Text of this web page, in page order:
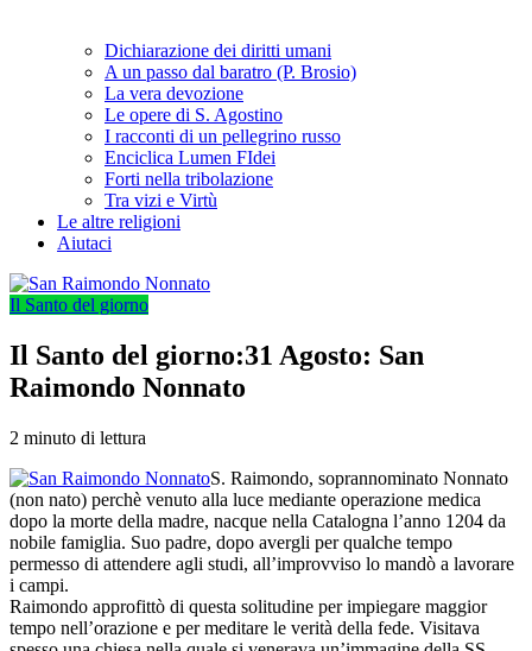
Dichiarazione dei diritti umani
A un passo dal baratro (P. Brosio)
La vera devozione
Le opere di S. Agostino
I racconti di un pellegrino russo
Enciclica Lumen FIdei
Forti nella tribolazione
Tra vizi e Virtù
Le altre religioni
Aiutaci
Il Santo del giorno
Il Santo del giorno:31 Agosto: San
Raimondo Nonnato
2 minuto di lettura
S. Raimondo, soprannominato Nonnato
(non nato) perchè venuto alla luce mediante operazione medica
dopo la morte della madre, nacque nella Catalogna l’anno 1204 da
nobile famiglia. Suo padre, dopo avergli per qualche tempo
permesso di attendere agli studi, all’improvviso lo mandò a lavorare
i campi.
Raimondo approfittò di questa solitudine per impiegare maggior
tempo nell’orazione e per meditare le verità della fede. Visitava